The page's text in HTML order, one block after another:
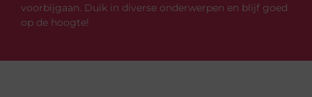
voorbijgaan. Duik in diverse onderwerpen en blijf goed
op de hoogte!